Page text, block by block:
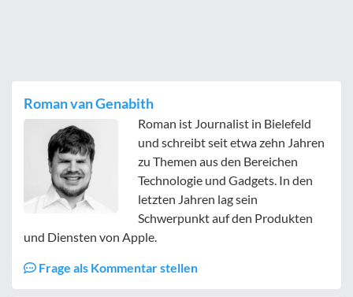
Roman van Genabith
Roman ist Journalist in Bielefeld
und schreibt seit etwa zehn Jahren
zu Themen aus den Bereichen
Technologie und Gadgets. In den
letzten Jahren lag sein
Schwerpunkt auf den Produkten
und Diensten von Apple.
Frage als Kommentar stellen